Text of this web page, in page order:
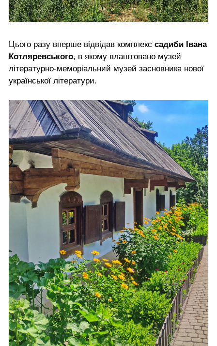
Цього разу вперше відвідав комплекс садиби Івана
Котляревського, в якому влаштовано музей
літературно-меморіальний музей засновника нової
української літератури.